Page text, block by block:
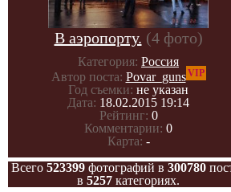
В аэропорту. (4 фото)
Категория: Россия
Автор поста: Povar_gunsVIP
Год съемки: не указан
Дата: 18.02.2015 19:14
Рейтинг: 0
Комментарии: 0
Карта: -
Всего 523399фотографий в 300780
в 5257 категориях.